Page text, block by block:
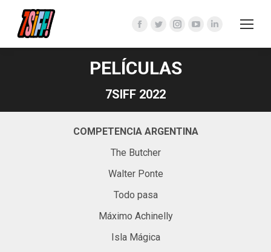
Facebook
page
opens
in
new
window
Twitter
page
opens
in
new
window
Instagram
page
opens
in
window
YouTube
page
window
Linkedin
page
window
PELÍCULAS
7SIFF 2022
COMPETENCIA ARGENTINA
The Butcher
Walter Ponte
Todo pasa
Máximo Achinelly
Isla Mágica